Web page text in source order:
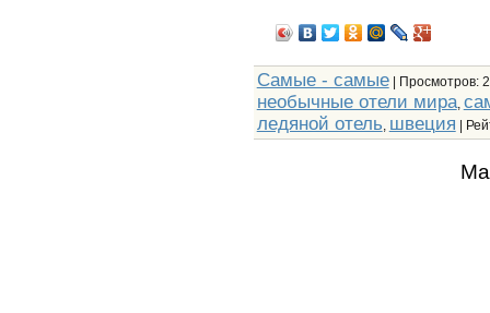
Самые - самые| Просмотров:
необычные отели мира,
ледяной отель швеция |